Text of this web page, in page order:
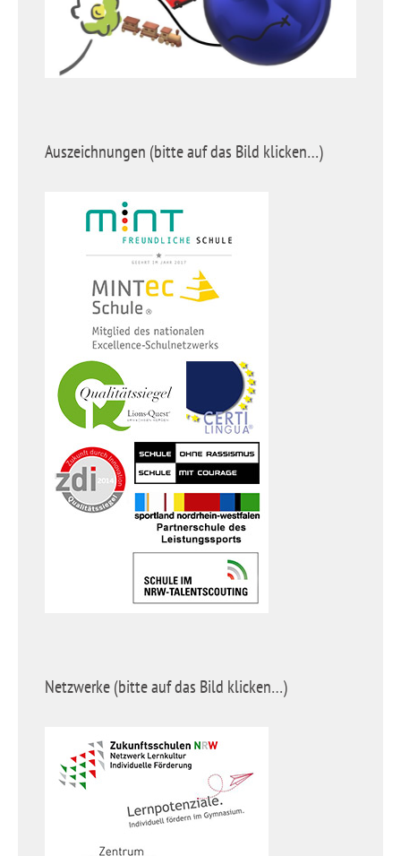
Auszeichnungen (bitte auf das Bild klicken…)
Netzwerke (bitte auf das Bild klicken…)